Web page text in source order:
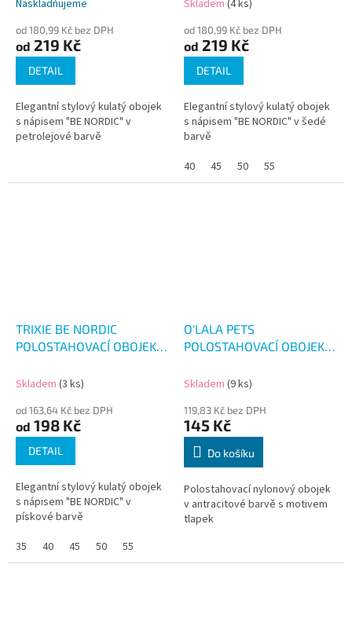
Naskladňujeme
od 180,99 Kč bez DPH
od 219 Kč
DETAIL
Elegantní stylový kulatý obojek
s nápisem "BE NORDIC" v
petrolejové barvě
Skladem (4 ks)
od 180,99 Kč bez DPH
od 219 Kč
DETAIL
Elegantní stylový kulatý obojek
s nápisem "BE NORDIC" v šedé
barvě
40
45 50 55
TRIXIE BE NORDIC
POLOSTAHOVACÍ OBOJEK
Skladem (3 ks)
od 163,64 Kč bez DPH
od 198 Kč
DETAIL
Elegantní stylový kulatý obojek
s nápisem "BE NORDIC" v
pískové barvě
35
40 45 50 55
O'LALA PETS
POLOSTAHOVACÍ OBOJEK
Skladem (9 ks)
119,83 Kč bez DPH
145 Kč
Do košíku
Polostahovací nylonový obojek
v antracitové barvě s motivem
tlapek